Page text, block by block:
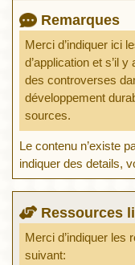
Remarques
Merci d’indiquer ici
d’application et s’il
des controverses
développement
sources.
Le contenu n’existe
indiquer des details,
Ressources
Merci d’indiquer les
suivant: